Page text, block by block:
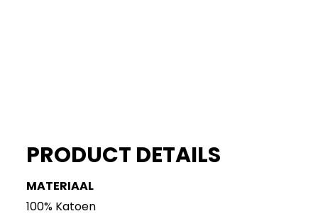
PRODUCT DETAILS
MATERIAAL
100% Katoen